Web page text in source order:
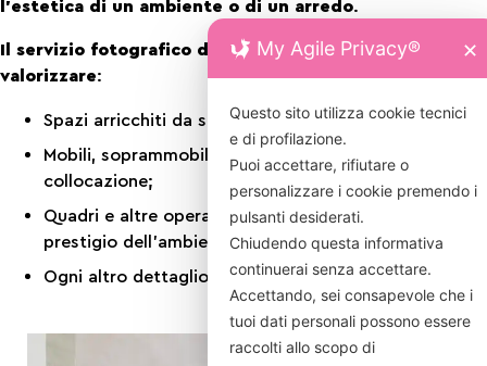
l’estetica di un ambiente o di un arredo.
Il servizio fotografico d’interni è in grado di
valorizzare:
Spazi arricchiti da scelte architettoniche di pregio;
Mobili, soprammobili, dispositivi tecnologici e loro
collocazione;
Quadri e altre opera d’arte che aumentano il
prestigio dell’ambiente;
Ogni altro dettaglio in grado di fare la differenza.
My Agile Privacy® ✕
Questo sito utilizza cookie tecnici
e di profilazione.
Puoi accettare, rifiutare o
personalizzare i cookie premendo i
pulsanti desiderati.
Chiudendo questa informativa
continuerai senza accettare.
Accettando, sei consapevole che i
tuoi dati personali possono essere
raccolti allo scopo di